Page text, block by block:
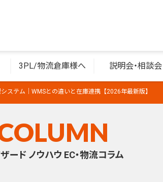
3PL/物流倉庫様へ 説明会・相談会
ステム｜WMSとの違いと在庫連携【2026年最新版】
ード ノウハウ EC・物流コラム